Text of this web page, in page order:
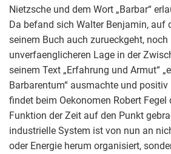
Nietzsche und dem Wort „Barbar“
Da befand sich Walter Benjamin, auf
seinem Buch auch zurueckgeht, noch
unverfaenglicheren Lage in der
seinem Text „Erfahrung und Armut“
Barbarentum“ ausmachte und
findet beim Oekonomen Robert Fegel
Funktion der Zeit auf den Punkt
industrielle System ist von nun an
oder Energie herum organisiert,